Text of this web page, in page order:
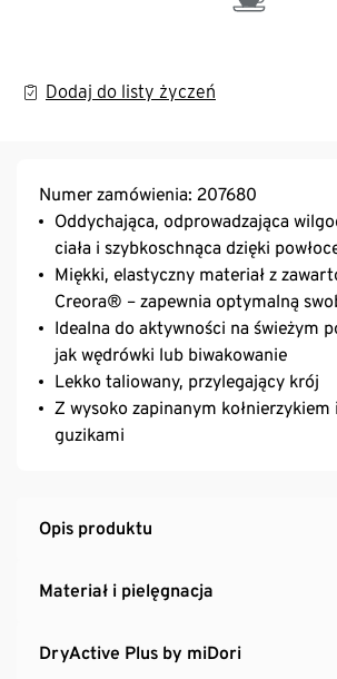
Dodaj do listy życzeń
Numer zamówienia: 207680
Oddychająca, odprowadzająca
ciała i szybkoschnąca dzięki
Miękki, elastyczny materiał z
Creora® – zapewnia optymalną
Idealna do aktywności na świeżym
jak wędrówki lub biwakowanie
Lekko taliowany, przylegający krój
Z wysoko zapinanym kołnierzykiem
guzikami
Opis produktu
Materiał i pielęgnacja
DryActive Plus by miDori